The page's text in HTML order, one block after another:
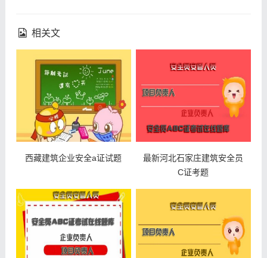
相关文
西藏建筑企业安全a证试题
最新河北石家庄建筑安全员
C证考题